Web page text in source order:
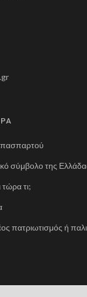
πασπαρτού
σύμβολο της
τώρα τι;
πατριωτισμός ή